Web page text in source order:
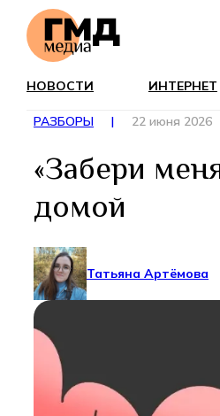
НОВОСТИ ИНТЕРНЕТ
РАЗБОРЫ | 22 июня 2026
«Забери
домой
Татьяна Артёмова